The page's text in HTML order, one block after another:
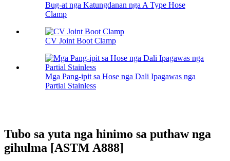
Bug-at nga Katungdanan nga A Type Hose
Clamp
CV Joint Boot Clamp
Mga Pang-ipit sa Hose nga Dali Ipagawas nga
Partial Stainless
Tubo sa yuta nga hinimo sa puthaw nga
gihulma [ASTM A888]